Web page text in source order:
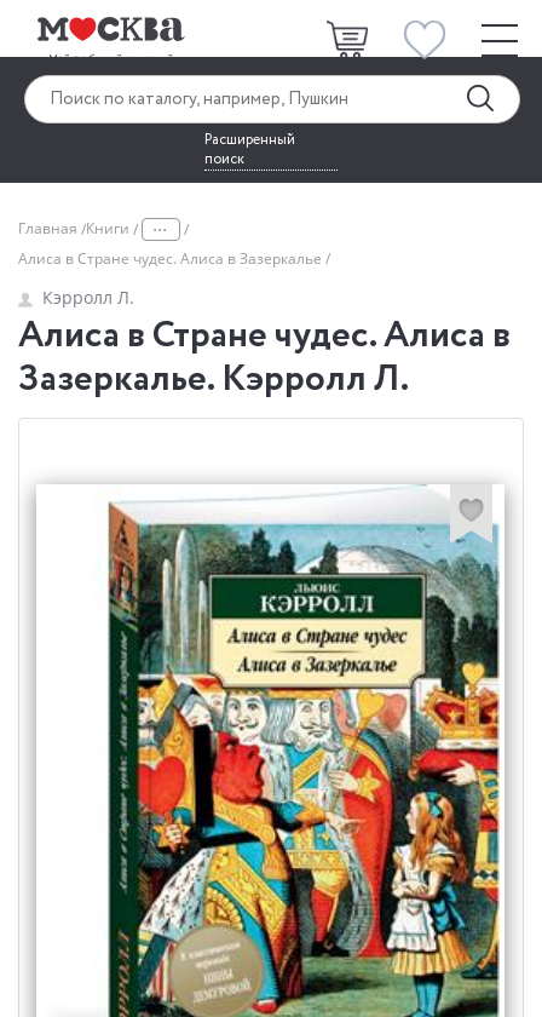
Расширенный
поиск
Главная Книги ...
Алиса в Стране чудес. Алиса в Зазеркалье
Кэрролл Л.
Алиса в Стране чудес. Алиса в
Зазеркалье. Кэрролл Л.